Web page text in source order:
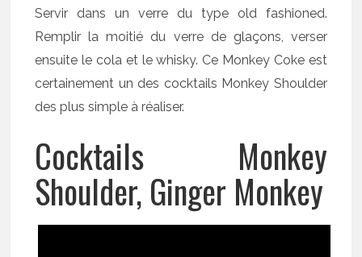
Servir dans un verre du type old fashioned.
Remplir la moitié du verre de glaçons, verser
ensuite le cola et le whisky. Ce Monkey Coke est
certainement un des cocktails Monkey Shoulder
des plus simple à réaliser.
Cocktails Monkey
Shoulder, Ginger Monkey